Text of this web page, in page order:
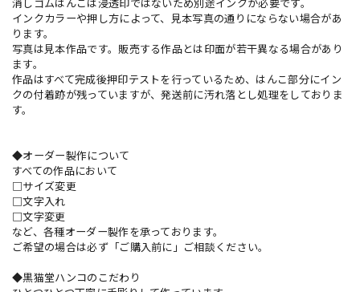
消しゴムはんこは浸透印ではないため別途インクが必要です。
インクカラーや押し方によって、見本写真の通りにならない場合があ
ります。
写真は見本作品です。販売する作品とは印面が若干異なる場合があり
ます。
作品はすべて完成後押印テストを行っているため、はんこ部分にイン
クの付着跡が残っていますが、発送前に汚れ落とし処理をしておりま
す。
◆オーダー製作について
すべての作品において
□サイズ変更
□文字入れ
□文字変更
など、各種オーダー製作を承っております。
ご希望の場合は必ず「ご購入前に」ご相談ください。
◆黒猫堂ハンコのこだわり